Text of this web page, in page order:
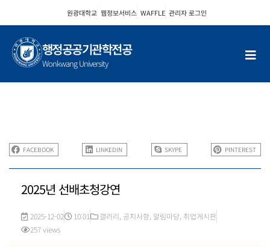
뛰
원광대학교 웹정보서비스 WAFFLE 관리자 로그인
행정공공기관학전공
Wonkwang University
FACEBOOK LINKEDIN SKYPE PINTEREST
2025년 선배초청강연
2025-12-02 10:01 갤러리, 공지사항, 알림마당, 취업게시판
257 views